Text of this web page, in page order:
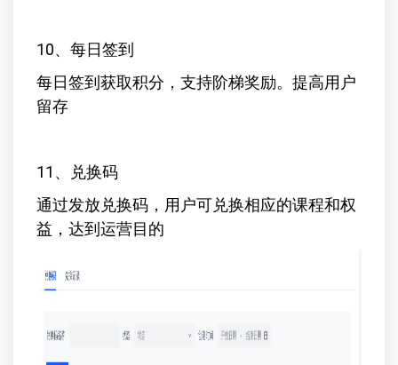
10、每日签到
每日签到获取积分，支持阶梯奖励。提高用户
留存
11、兑换码
通过发放兑换码，用户可兑换相应的课程和权
益，达到运营目的